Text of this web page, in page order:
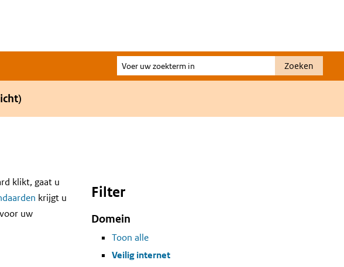
Voer
uw
Zoeken
klikt, gaat u
krijgt u
uw
Filter
Domein
Toon alle
Veilig internet